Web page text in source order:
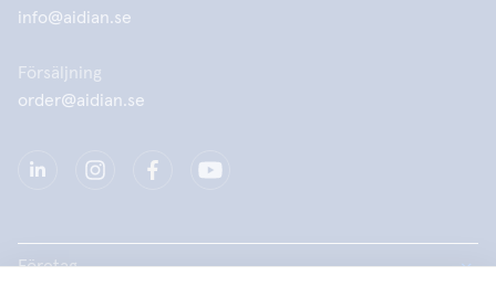
info@aidian.se
Försäljning
order@aidian.se
Företag